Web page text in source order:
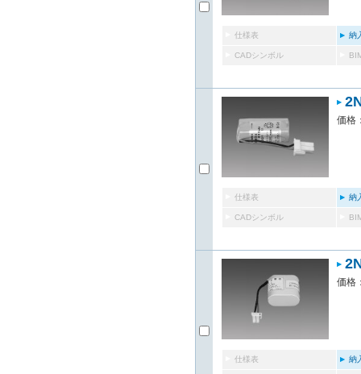
仕様表 納
CADシンボル
価格
仕様表 納
CADシンボル
価格
仕様表 納